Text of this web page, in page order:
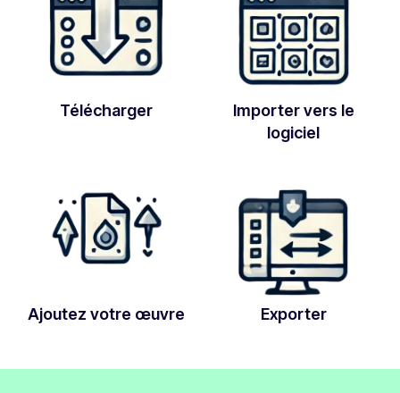
Télécharger
Importer vers le
logiciel
Ajoutez votre œuvre Exporter